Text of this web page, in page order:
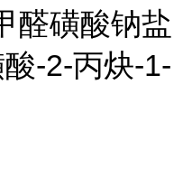
醛磺酸钠盐
-2-丙炔-1-